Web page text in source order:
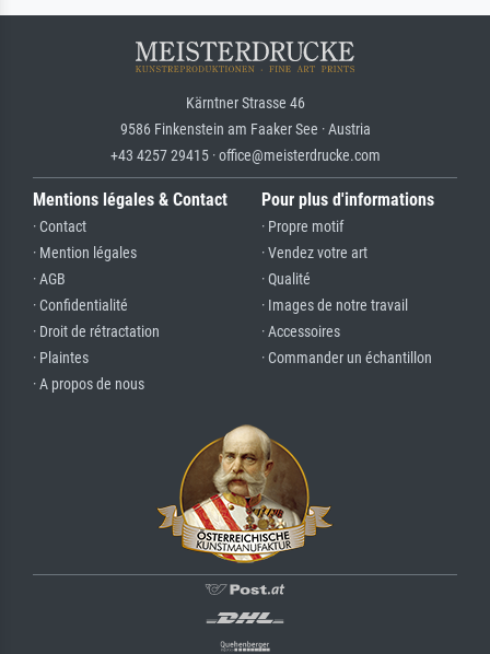
Kärntner Strasse 46
9586 Finkenstein am Faaker See · Austria
+43 4257 29415 · office@meisterdrucke.com
Mentions légales & Contact
· Contact
· Mention légales
· AGB
· Confidentialité
· Droit de rétractation
· Plaintes
· A propos de nous
Pour plus d'informations
· Propre motif
· Vendez votre art
· Qualité
· Images de notre travail
· Accessoires
· Commander un échantillon